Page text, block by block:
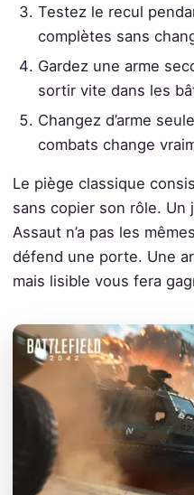
Testez le recul
complètes sans
Gardez une arme
sortir vite dans les
Changez d’arme
combats change
Le piège classique
sans copier son rôle. Un
Assaut n’a pas les
défend une porte. Une
mais lisible vous fera